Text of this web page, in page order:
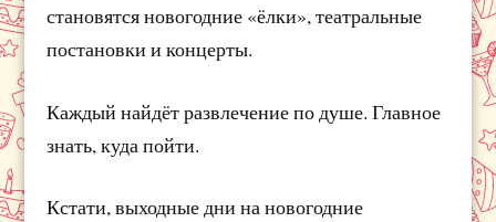
становятся новогодние «ёлки», театральные
постановки и концерты.
Каждый найдёт развлечение по душе. Главное
знать, куда пойти.
Кстати, выходные дни на новогодние